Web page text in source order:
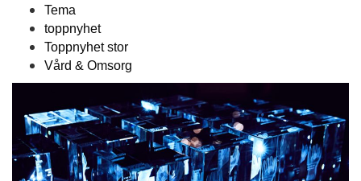
Tema
toppnyhet
Toppnyhet stor
Vård & Omsorg